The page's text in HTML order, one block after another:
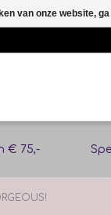
€ 75,-
van onze website,